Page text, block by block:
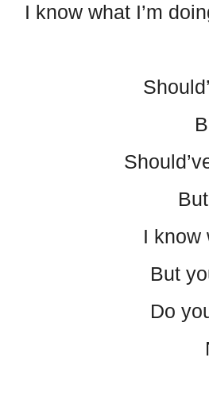
I know what I’m
I know
But
Do